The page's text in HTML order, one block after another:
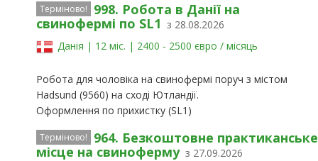
Терміново!
998. Робота в Данії на
свинофермі по SL1 з 28.08.2026
Данія | 12 міс. | 2400 - 2500 євро / місяць
Робота для чоловіка на свинофермі поруч з містом
Hadsund (9560) на сході Ютландії.
Оформлення по прихистку (SL1)
Терміново!
964. Безкоштовне практиканське
місце на свиноферму з 27.09.2026